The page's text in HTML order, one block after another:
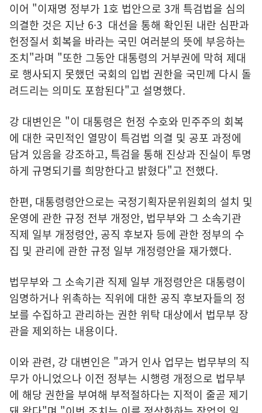
이어 "이재명 정부가 1호 법안으로 3개 특검법을 심의
의결한 것은 지난 6·3 대선을 통해 확인된 내란 심판과
헌정질서 회복을 바라는 국민 여러분의 뜻에 부응하는
조치"라며 "또한 그동안 대통령의 거부권에 막혀 제대
로 행사되지 못했던 국회의 입법 권한을 국민께 다시 돌
려드리는 의미도 포함된다"고 설명했다.
강 대변인은 "이 대통령은 헌정 수호와 민주주의 회복
에 대한 국민적인 열망이 특검법 의결 및 공포 과정에
담겨 있음을 강조하고, 특검을 통해 진상과 진실이 투명
하게 규명되기를 희망한다고 밝혔다"고 전했다.
한편, 대통령령안으로는 국정기획자문위원회의 설치 및
운영에 관한 규정 전부 개정안, 법무부와 그 소속기관
직제 일부 개정령안, 공직 후보자 등에 관한 정부의 수
집 및 관리에 관한 규정 일부 개정령안을 재가했다.
법무부와 그 소속기관 직제 일부 개정령안은 대통령이
임명하거나 위촉하는 직위에 대한 공직 후보자들의 정
보를 수집하고 관리하는 권한 위탁 대상에서 법무부 장
관을 제외하는 내용이다.
이와 관련, 강 대변인은 "과거 인사 업무는 법무부의 직
무가 아니었으나 이전 정부는 시행령 개정으로 법무부
에 해당 권한을 부여해 부적절하다는 지적이 줄곧 제기